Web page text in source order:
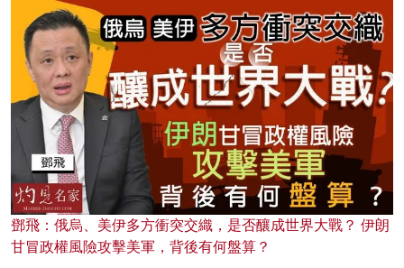
鄧飛：俄烏、美伊多方衝突交織，是否釀成世界大戰？ 伊朗
甘冒政權風險攻擊美軍，背後有何盤算？